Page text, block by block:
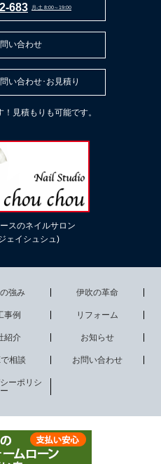
683 月-土 8:00～19:00
い合わせ
い合わせ･お見積り
見積もりも可能です。
スのネイルサロン
ェイシュシュ)
強み 伊吹の革命
事例 リフォーム
紹介 お知らせ
相談 お問い合わせ
ーポリシ
ー